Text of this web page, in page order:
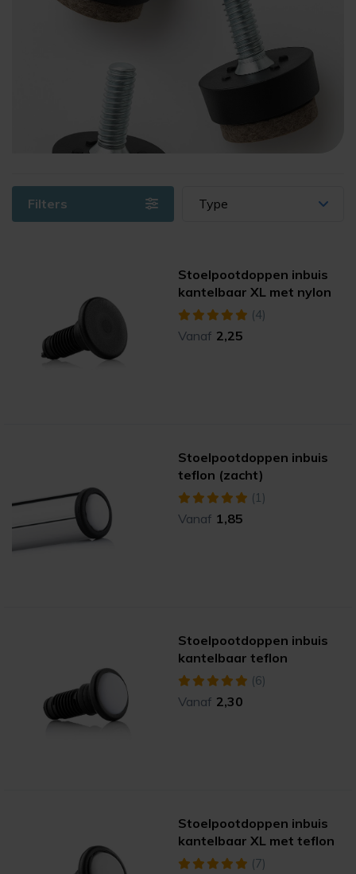
Filters Type
Stoelpootdoppen inbuis
kantelbaar XL met nylon
(4)
Vanaf 2,25
Stoelpootdoppen inbuis
teflon (zacht)
(1)
Vanaf 1,85
Stoelpootdoppen inbuis
kantelbaar teflon
(6)
Vanaf 2,30
Stoelpootdoppen inbuis
kantelbaar XL met teflon
(7)